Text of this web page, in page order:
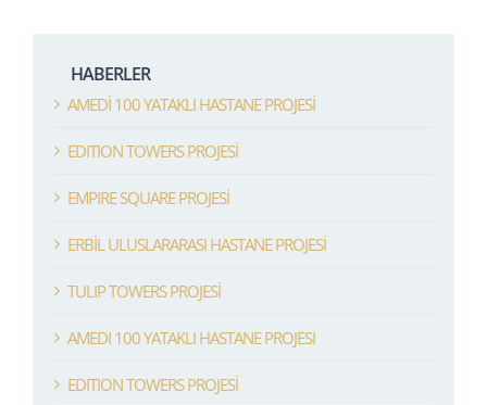
HABERLER
AMEDİ 100 YATAKLI HASTANE PROJESİ
EDITION TOWERS PROJESİ
EMPIRE SQUARE PROJESİ
ERBİL ULUSLARARASI HASTANE PROJESİ
TULIP TOWERS PROJESİ
AMEDI 100 YATAKLI HASTANE PROJESI
EDITION TOWERS PROJESİ